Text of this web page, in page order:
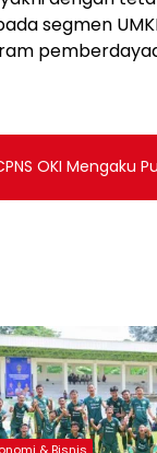
segmen
OKI Mengaku
& Bisnis